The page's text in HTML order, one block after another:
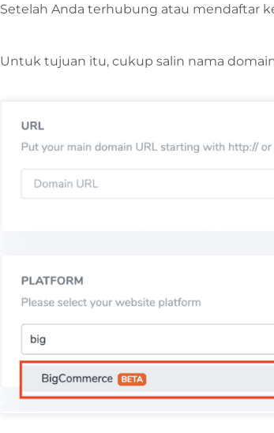
Setelah Anda terhubung atau mendaftar
Untuk tujuan itu, cukup salin nama